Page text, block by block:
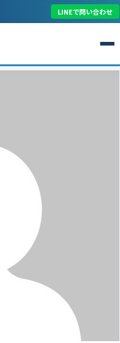
LINEで問い合わせ